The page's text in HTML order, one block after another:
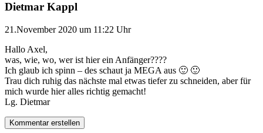
Dietmar Kappl
21.November 2020 um 11:22 Uhr
Hallo Axel,
was, wie, wo, wer ist hier ein Anfänger????
Ich glaub ich spinn – des schaut ja MEGA aus 🙂 🙂
Trau dich ruhig das nächste mal etwas tiefer zu schneiden, aber für
mich wurde hier alles richtig gemacht!
Lg. Dietmar
Kommentar erstellen